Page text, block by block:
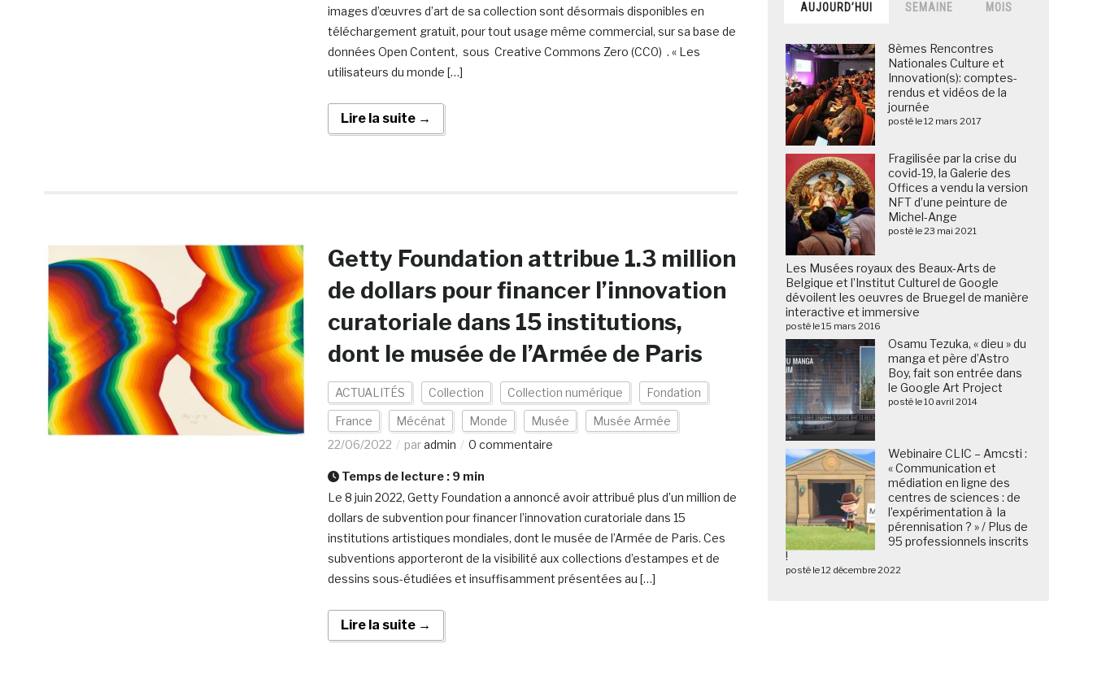
images d’œuvres d’art de sa collection sont désormais disponibles en
téléchargement gratuit, pour tout usage même commercial, sur sa base de
données Open Content, sous Creative Commons Zero (CC0) . « Les
utilisateurs du monde […]
Lire la suite →
Getty Foundation attribue 1.3 million
de dollars pour financer l’innovation
curatoriale dans 15 institutions,
dont le musée de l’Armée de Paris
ACTUALITÉS Collection Collection numérique Fondation
France Mécénat Monde Musée
Musée Armée
22/06/2022
paradmin 0 commentaire
Temps de lecture : 9 min
Le 8 juin 2022, Getty Foundation a annoncé avoir attribué plus d’un million de
dollars de subvention pour financer l’innovation curatoriale dans 15
institutions artistiques mondiales, dont le musée de l’Armée de Paris. Ces
subventions apporteront de la visibilité aux collections d’estampes et de
dessins sous-étudiées et insuffisamment présentées au […]
Lire la suite →
AUJOURD’HUI SEMAINE MOIS
8èmes Rencontres
Nationales Culture et
Innovation(s): comptes-
rendus et vidéos de la
journée
posté le 12 mars 2017
Fragilisée par la crise du
covid-19, la Galerie des
Offices a vendu la version
NFT d’une peinture de
Michel-Ange
posté le 23 mai 2021
Les Musées royaux des Beaux-Arts de
Belgique et l’Institut Culturel de Google
dévoilent les oeuvres de Bruegel de manière
interactive et immersive
posté le 15 mars 2016
Osamu Tezuka, « dieu » du
manga et père d’Astro
Boy, fait son entrée dans
le Google Art Project
posté le 10 avril 2014
Webinaire CLIC – Amcsti :
« Communication et
médiation en ligne des
centres de sciences : de
l’expérimentation à la
pérennisation ? » / Plus de
95 professionnels inscrits
!
posté le 12 décembre 2022